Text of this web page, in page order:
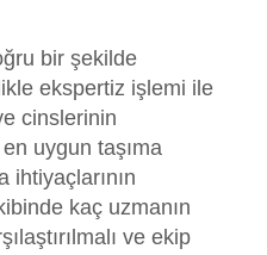
bir şekilde
ekspertiz işlemi ile
cinslerinin
uygun taşıma
ihtiyaçlarının
kaç uzmanın
ve ekip